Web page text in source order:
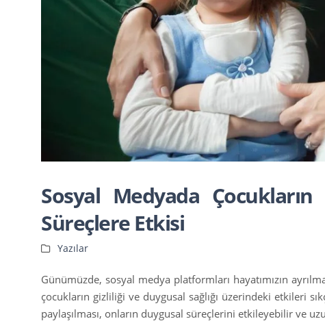
Sosyal Medyada Çocukların
Süreçlere Etkisi
Yazılar
Günümüzde, sosyal medya platformları hayatımızın
çocukların gizliliği ve duygusal sağlığı üzerindeki etkileri
paylaşılması, onların duygusal süreçlerini etkileyebilir ve